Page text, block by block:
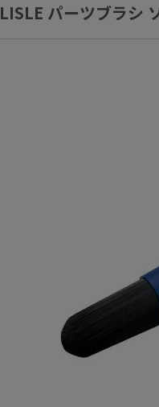
LISLE パーツブラシ